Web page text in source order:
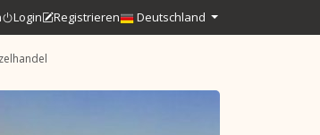
Login Registrieren Deutschland